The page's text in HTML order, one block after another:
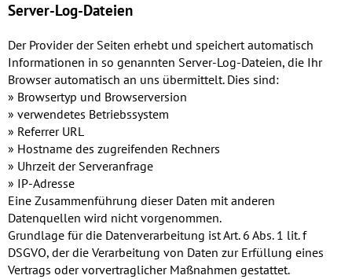
Server-Log-Dateien
Der Provider der Seiten erhebt und speichert automatisch
Informationen in so genannten Server-Log-Dateien, die Ihr
Browser automatisch an uns übermittelt. Dies sind:
Browsertyp und Browserversion
verwendetes Betriebssystem
Referrer URL
Hostname des zugreifenden Rechners
Uhrzeit der Serveranfrage
IP-Adresse
Eine Zusammenführung dieser Daten mit anderen
Datenquellen wird nicht vorgenommen.
Grundlage für die Datenverarbeitung ist Art. 6 Abs. 1 lit. f
DSGVO, der die Verarbeitung von Daten zur Erfüllung eines
Vertrags oder vorvertraglicher Maßnahmen gestattet.